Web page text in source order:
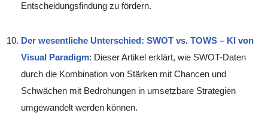
Entscheidungsfindung zu fördern.
Der wesentliche Unterschied: SWOT vs. TOWS – KI von
Visual Paradigm: Dieser Artikel erklärt, wie SWOT-Daten
durch die Kombination von Stärken mit Chancen und
Schwächen mit Bedrohungen in umsetzbare Strategien
umgewandelt werden können.